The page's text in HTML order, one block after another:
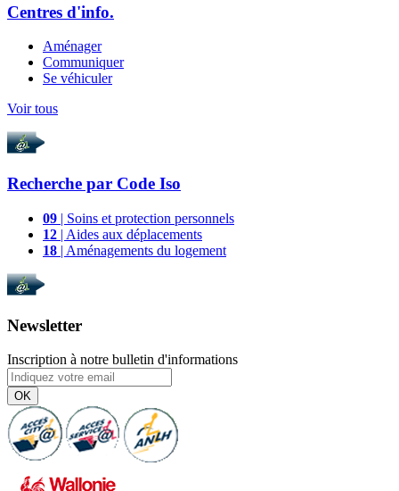
Centres d'info.
Aménager
Communiquer
Se véhiculer
Voir tous
Recherche par Code Iso
09 | Soins et protection personnels
12 | Aides aux déplacements
18 | Aménagements du logement
Newsletter
Inscription à notre bulletin d'informations
OK